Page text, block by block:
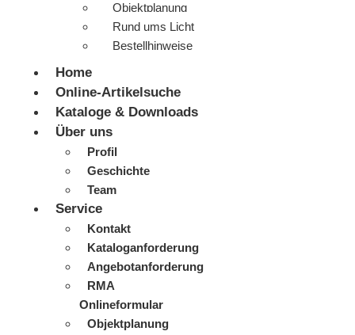
Objektplanung
Rund ums Licht
Bestellhinweise
Home
Online-Artikelsuche
Kataloge & Downloads
Über uns
Profil
Geschichte
Team
Service
Kontakt
Kataloganforderung
Angebotanforderung
RMA
Onlineformular
Objektplanung